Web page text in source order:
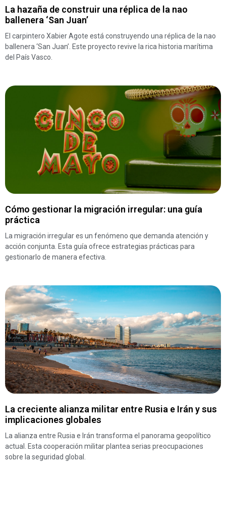
La hazaña de construir una réplica de la nao
ballenera ‘San Juan’
El carpintero Xabier Agote está construyendo una réplica de la nao
ballenera ‘San Juan’. Este proyecto revive la rica historia marítima
del País Vasco.
Cómo gestionar la migración irregular: una guía
práctica
La migración irregular es un fenómeno que demanda atención y
acción conjunta. Esta guía ofrece estrategias prácticas para
gestionarlo de manera efectiva.
La creciente alianza militar entre Rusia e Irán y sus
implicaciones globales
La alianza entre Rusia e Irán transforma el panorama geopolítico
actual. Esta cooperación militar plantea serias preocupaciones
sobre la seguridad global.